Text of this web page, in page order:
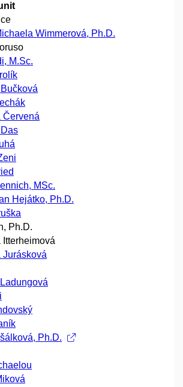
Wimmerová, Ph.D.
M.Sc.
Červená
MSc.
Hejátko, Ph.D.
Ph.D.
Itterheimová
Jurásková
Ph.D.